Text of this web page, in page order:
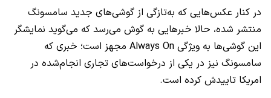
در کنار عکس‌هایی که به‌تازگی از گوشی‌های جدید سامسونگ
منتشر شده، حالا خبرهایی به گوش می‌رسد که می‌گوید نمایشگر
این گوشی‌ها به ویژگی Always On مجهز است؛ خبری که
سامسونگ نیز در یکی از درخواست‌های تجاری انجام‌شده در
امریکا تاییدش کرده است.